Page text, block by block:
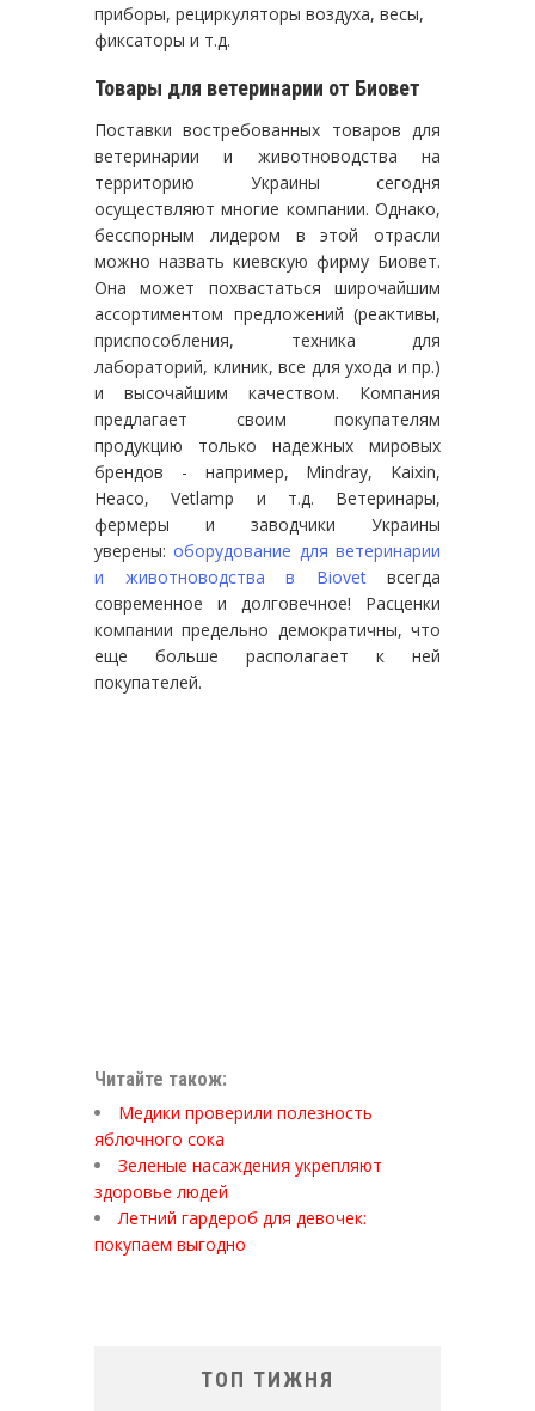
приборы, рециркуляторы воздуха, весы,
фиксаторы и т.д.
Товары для ветеринарии от Биовет
Поставки востребованных товаров для
ветеринарии и животноводства на
территорию Украины сегодня
осуществляют многие компании. Однако,
бесспорным лидером в этой отрасли
можно назвать киевскую фирму Биовет.
Она может похвастаться широчайшим
ассортиментом предложений (реактивы,
приспособления, техника для
лабораторий, клиник, все для ухода и пр.)
и высочайшим качеством. Компания
предлагает своим покупателям
продукцию только надежных мировых
брендов - например, Mindray, Kaixin,
Heaco, Vetlamp и т.д. Ветеринары,
фермеры и заводчики Украины
уверены: оборудование для ветеринарии
и животноводства в Biovet
всегда
современное и долговечное! Расценки
компании предельно демократичны, что
еще больше располагает к ней
покупателей.
Читайте також:
Медики проверили полезность
яблочного сока
Зеленые насаждения укрепляют
здоровье людей
Летний гардероб для девочек:
покупаем выгодно
ТОП ТИЖНЯ